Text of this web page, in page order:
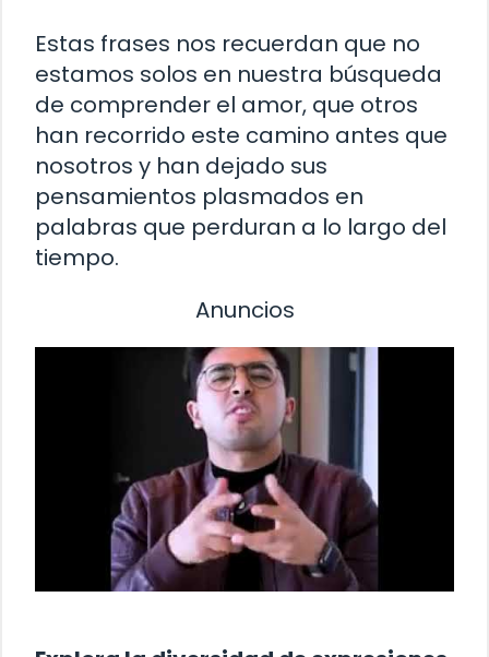
Estas frases nos recuerdan que no
estamos solos en nuestra búsqueda
de comprender el amor, que otros
han recorrido este camino antes que
nosotros y han dejado sus
pensamientos plasmados en
palabras que perduran a lo largo del
tiempo.
Anuncios